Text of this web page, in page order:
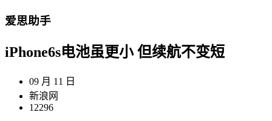
爱思助手
iPhone6s电池虽更小 但续航不变短
09 月 11 日
新浪网
12296